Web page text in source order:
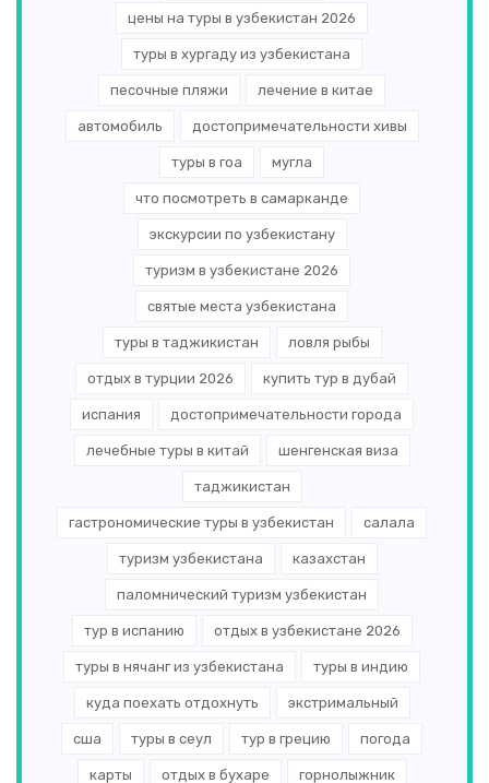
цены на туры в узбекистан 2026
туры в хургаду из узбекистана
песочные пляжи лечение в китае
автомобиль достопримечательности хивы
туры в гоа мугла
что посмотреть в самарканде
экскурсии по узбекистану
туризм в узбекистане 2026
святые места узбекистана
туры в таджикистан ловля рыбы
отдых в турции 2026 купить тур в дубай
испания достопримечательности города
лечебные туры в китай шенгенская виза
таджикистан
гастрономические туры в узбекистан салала
туризм узбекистана казахстан
паломнический туризм узбекистан
тур в испанию отдых в узбекистане 2026
туры в нячанг из узбекистана туры в индию
куда поехать отдохнуть экстримальный
сша туры в сеул тур в грецию погода
карты отдых в бухаре горнолыжник